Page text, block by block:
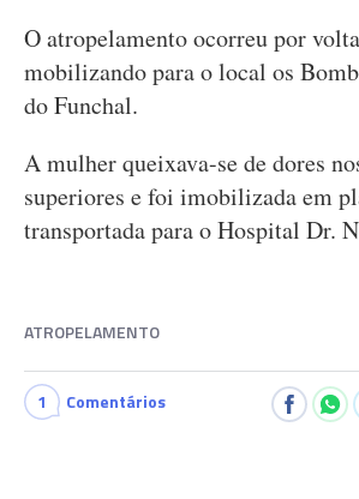
O atropelamento ocorreu por
mobilizando para o local os
do Funchal.
A mulher queixava-se de dores
superiores e foi imobilizada em
transportada para o Hospital Dr.
ATROPELAMENTO
1 Comentários